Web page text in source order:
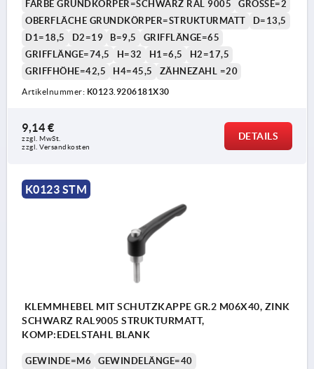
FARBE GRUNDKÖRPER=SCHWARZ RAL 9005
GRÖSSE=2
OBERFLÄCHE GRUNDKÖRPER=STRUKTURMATT
D=13,5
D1=18,5
D2=19 B=9,5
GRIFFLÄNGE=65
GRIFFLÄNGE=74,5
H=32 H1=6,5
H2=17,5
GRIFFHÖHE=42,5
H4=45,5 ZÄHNEZAHL =20
Artikelnummer: K0123.9206181X30
9,14 €
zzgl. MwSt.
zzgl. Versandkosten
DETAILS
K0123 STM
KLEMMHEBEL MIT SCHUTZKAPPE GR.2 M06X40, ZINK
SCHWARZ RAL9005 STRUKTURMATT,
KOMP:EDELSTAHL BLANK
GEWINDE=M6
GEWINDELÄNGE=40